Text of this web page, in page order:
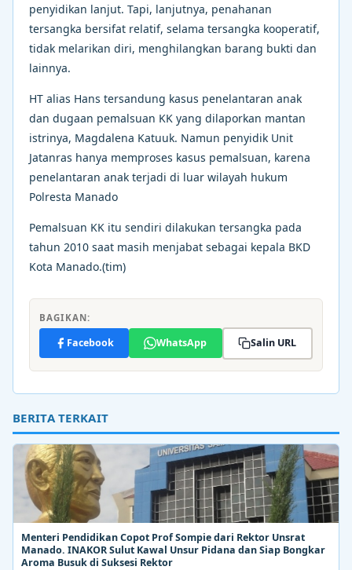
penyidikan lanjut. Tapi, lanjutnya, penahanan
tersangka bersifat relatif, selama tersangka kooperatif,
tidak melarikan diri, menghilangkan barang bukti dan
lainnya.
HT alias Hans tersandung kasus penelantaran anak
dan dugaan pemalsuan KK yang dilaporkan mantan
istrinya, Magdalena Katuuk. Namun penyidik Unit
Jatanras hanya memproses kasus pemalsuan, karena
penelantaran anak terjadi di luar wilayah hukum
Polresta Manado
Pemalsuan KK itu sendiri dilakukan tersangka pada
tahun 2010 saat masih menjabat sebagai kepala BKD
Kota Manado.(tim)
BAGIKAN:
Facebook WhatsApp Salin URL
BERITA TERKAIT
Menteri Pendidikan Copot Prof Sompie dari Rektor Unsrat
Manado. INAKOR Sulut Kawal Unsur Pidana dan Siap Bongkar
Aroma Busuk di Suksesi Rektor